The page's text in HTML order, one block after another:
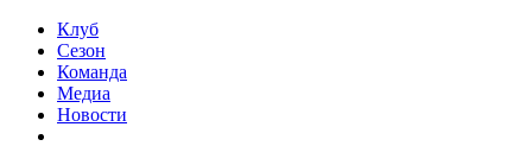
Клуб
Сезон
Команда
Медиа
Новости